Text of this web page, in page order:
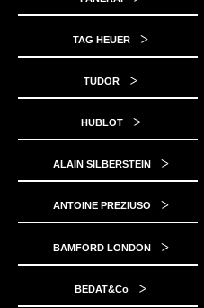
TAG HEUER
TUDOR
HUBLOT
ALAIN SILBERSTEIN
ANTOINE PREZIUSO
BAMFORD LONDON
BEDAT&Co